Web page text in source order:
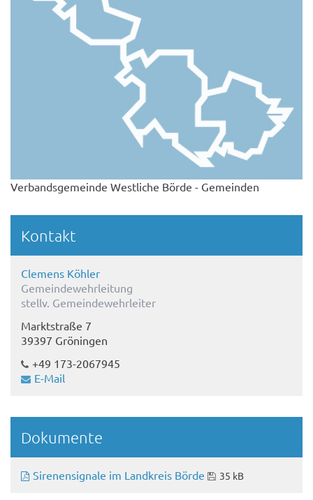
Verbandsgemeinde Westliche Börde - Gemeinden
Kontakt
Clemens Köhler
Gemeindewehrleitung
stellv. Gemeindewehrleiter
Marktstraße 7
39397 Gröningen
+49 173-2067945
E-Mail
Dokumente
Sirenensignale im Landkreis Börde 35 kB